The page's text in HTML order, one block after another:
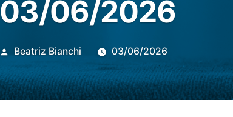
03/06/2026
Publicado
Beatriz Bianchi 03/06/2026